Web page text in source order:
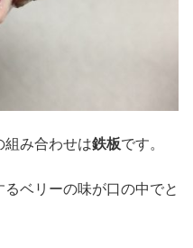
組み合わせは鉄板です。
ベリーの味が口の中でと